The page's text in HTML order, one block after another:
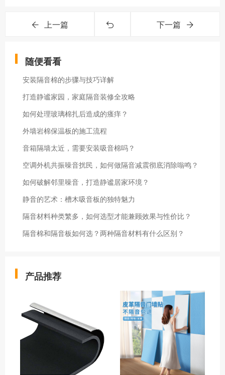
上一篇 下一篇
随便看看
安装隔音棉的步骤与技巧详解
打造静谧家园，家庭隔音装修全攻略
如何处理玻璃棉扎后造成的瘙痒？
外墙岩棉保温板的施工流程
音箱隔墙太近，需要安装吸音棉吗？
空调外机共振噪音扰民，如何做隔音减震彻底消除嗡鸣？
如何破解邻里噪音，打造静谧居家环境？
静音的艺术：槽木吸音板的独特魅力
隔音材料种类繁多，如何选型才能兼顾效果与性价比？
隔音棉和隔音板如何选？两种隔音材料有什么区别？
产品推荐